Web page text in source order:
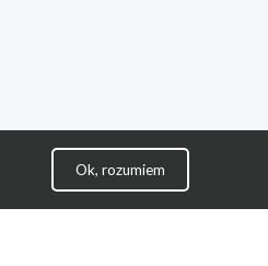
Ok, rozumiem